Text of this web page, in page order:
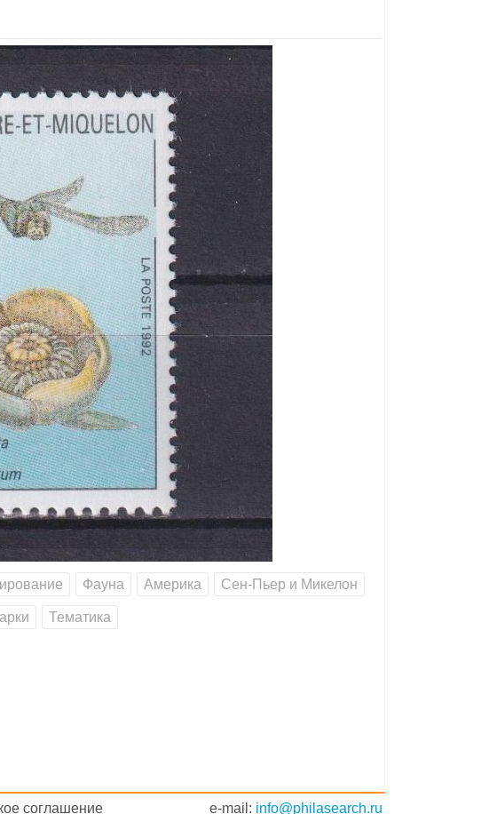
Фауна Америка Сен-Пьер и Микелон
Тематика
e-mail: info@philasearch.ru
соглашение